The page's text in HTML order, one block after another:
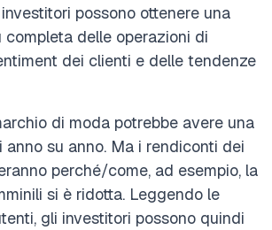
possono ottenere una
completa delle operazioni di
dei clienti e delle tendenze
di moda potrebbe avere una
su anno. Ma i rendiconti dei
perché/come, ad esempio, la
si è ridotta. Leggendo le
gli investitori possono quindi